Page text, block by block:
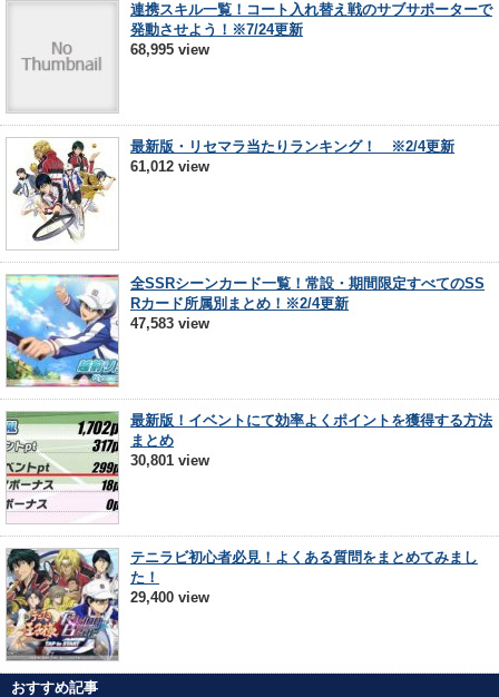
連携スキル一覧！コート入れ替え戦のサブサポーターで
発動させよう！※7/24更新
68,995 view
最新版・リセマラ当たりランキング！ ※2/4更新
61,012 view
全SSRシーンカード一覧！常設・期間限定すべてのSS
Rカード所属別まとめ！※2/4更新
47,583 view
最新版！イベントにて効率よくポイントを獲得する方法
まとめ
30,801 view
テニラビ初心者必見！よくある質問をまとめてみまし
た！
29,400 view
おすすめ記事